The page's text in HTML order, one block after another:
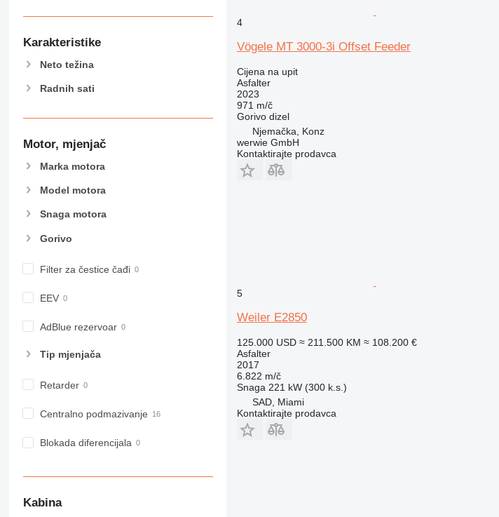
Karakteristike
Neto težina
Radnih sati
Motor, mjenjač
Marka motora
Model motora
Snaga motora
Gorivo
Filter za čestice čađi
EEV
AdBlue rezervoar
Tip mјenjača
Retarder
Centralno podmazivanje
Blokada diferencijala
Kabina
4
Vögele MT 3000-3i Offset Feeder
Cijena na upit
Asfalter
2023
971 m/č
Gorivo dizel
Njemačka, Konz
werwie GmbH
Kontaktirajte prodavca
5
Weiler E2850
125.000 USD ≈ 211.500 KM ≈ 108.200 €
Asfalter
2017
6.822 m/č
Snaga 221 kW (300 k.s.)
SAD, Miami
Kontaktirajte prodavca